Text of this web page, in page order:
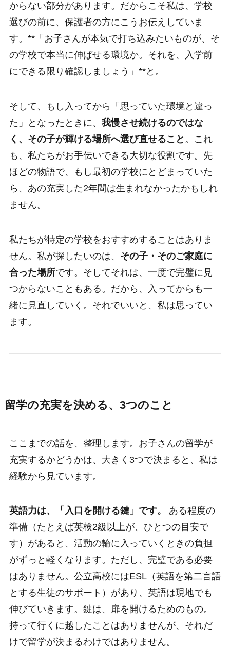
からない部分があります。だからこそ私は、学校
選びの前に、保護者の方にこうお伝えしていま
す。**「お子さんが本気で打ち込みたいものが、そ
の学校で本当に伸ばせる環境か。それを、入学前
にできる限り確認しましょう」**と。
そして、もし入ってから「思っていた環境と違っ
た」となったときに、 我慢させ続けるのではな
く、その子が輝ける場所へ選び直せること 。これ
も、私たちがお手伝いできる大切な役割です。先
ほどの物語で、もし最初の学校にとどまっていた
ら、あの充実した2年間は生まれなかったかもしれ
ません。
私たちが特定の学校をおすすめすることはありま
せん。私が探したいのは、 その子・そのご家庭に
合った場所です。そしてそれは、一度で完璧に見
つからないこともある。だから、入ってからも一
緒に見直していく。それでいいと、私は思ってい
ます。
留学の充実を決める、3つのこと
ここまでの話を、整理します。お子さんの留学が
充実するかどうかは、大きく3つで決まると、私は
経験から見ています。
英語力は、「入口を開ける鍵」です。
ある程度の
準備（たとえば英検2級以上が、ひとつの目安で
す）があると、活動の輪に入っていくときの負担
がずっと軽くなります。ただし、完璧である必要
はありません。公立高校にはESL（英語を第二言語
とする生徒のサポート）があり、英語は現地でも
伸びていきます。鍵は、扉を開けるためのもの。
持って行くに越したことはありませんが、それだ
けで留学が決まるわけではありません。